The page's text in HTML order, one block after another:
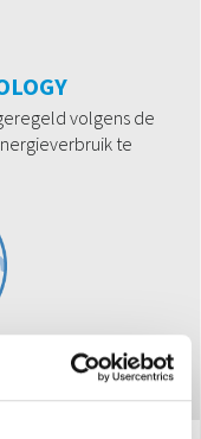
volgens de
te